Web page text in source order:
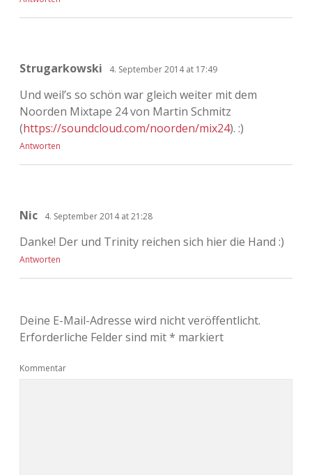
Strugarkowski 4. September 2014 at 17:49
Und weil’s so schön war gleich weiter mit dem
Noorden Mixtape 24 von Martin Schmitz
(https://soundcloud.com/noorden/mix24). :)
Antworten
Nic 4. September 2014 at 21:28
Danke! Der und Trinity reichen sich hier die Hand :)
Antworten
Deine E-Mail-Adresse wird nicht veröffentlicht.
Erforderliche Felder sind mit* markiert
Kommentar